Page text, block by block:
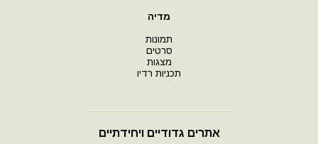
מדיה
תמונות
סרטים
מצגות
תכניות רדיו
אתרים גדודיים ויחידתיים